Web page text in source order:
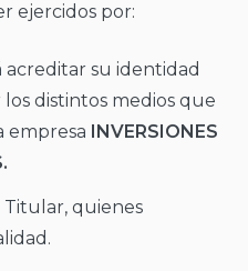
ejercidos por:
su identidad
distintos medios que
empresa INVERSIONES
Titular, quienes